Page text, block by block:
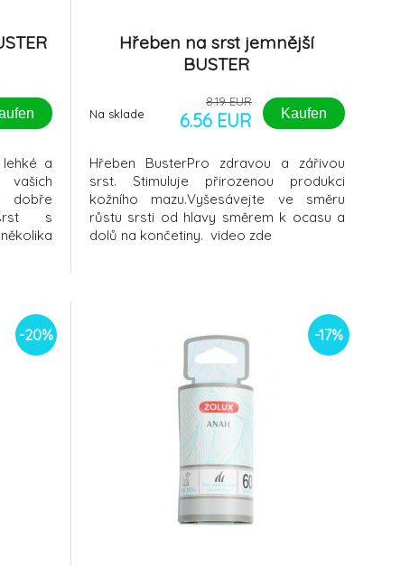
a
dobře
srst s
Hřeben na srst jemnější
BUSTER
Na sklade
8.19 EUR
6.56 EUR Kaufen
Hřeben BusterPro zdravou a zářivou
srst. Stimuluje přirozenou produkci
kožního mazu.Vyšesávejte ve směru
růstu srsti od hlavy směrem k ocasu a
dolů na končetiny. video zde
-20% -17%